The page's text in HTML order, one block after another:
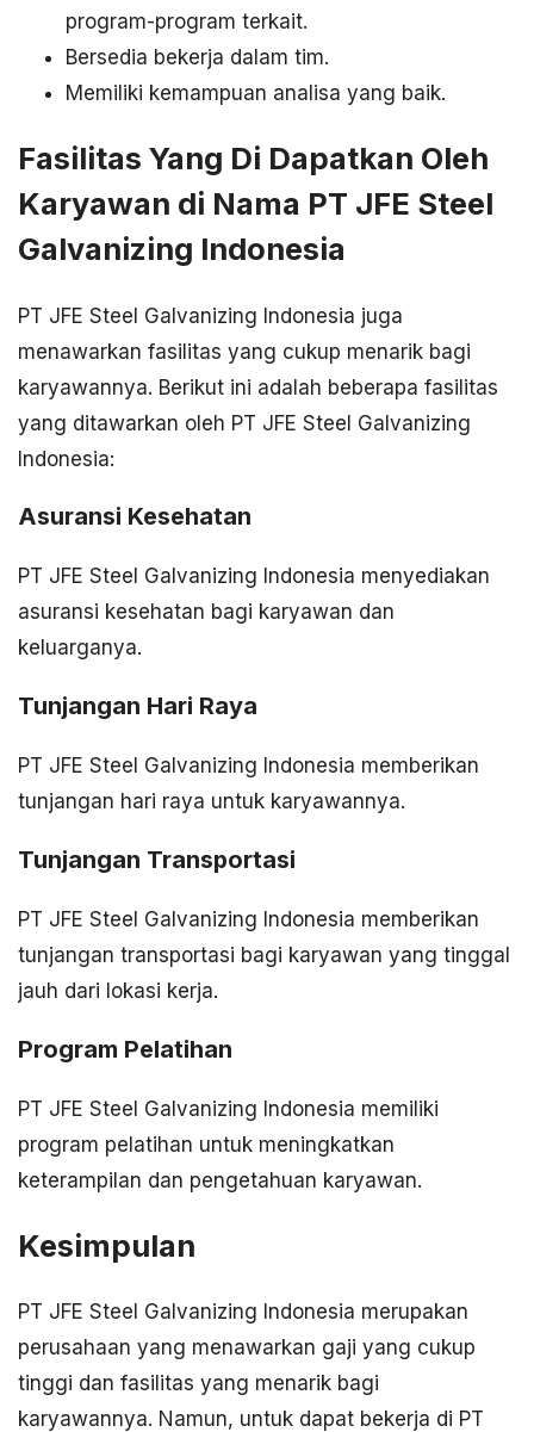
program-program terkait.
Bersedia bekerja dalam tim.
Memiliki kemampuan analisa yang baik.
Fasilitas Yang Di Dapatkan Oleh
Karyawan di Nama PT JFE Steel
Galvanizing Indonesia
PT JFE Steel Galvanizing Indonesia juga
menawarkan fasilitas yang cukup menarik bagi
karyawannya. Berikut ini adalah beberapa fasilitas
yang ditawarkan oleh PT JFE Steel Galvanizing
Indonesia:
Asuransi Kesehatan
PT JFE Steel Galvanizing Indonesia menyediakan
asuransi kesehatan bagi karyawan dan
keluarganya.
Tunjangan Hari Raya
PT JFE Steel Galvanizing Indonesia memberikan
tunjangan hari raya untuk karyawannya.
Tunjangan Transportasi
PT JFE Steel Galvanizing Indonesia memberikan
tunjangan transportasi bagi karyawan yang tinggal
jauh dari lokasi kerja.
Program Pelatihan
PT JFE Steel Galvanizing Indonesia memiliki
program pelatihan untuk meningkatkan
keterampilan dan pengetahuan karyawan.
Kesimpulan
PT JFE Steel Galvanizing Indonesia merupakan
perusahaan yang menawarkan gaji yang cukup
tinggi dan fasilitas yang menarik bagi
karyawannya. Namun, untuk dapat bekerja di PT